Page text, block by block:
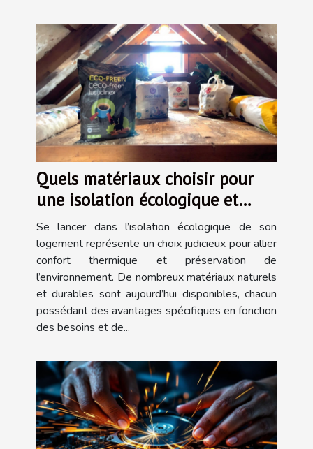
Quels matériaux choisir pour
une isolation écologique et
efficace ?
Se lancer dans l’isolation écologique de son
logement représente un choix judicieux pour allier
confort thermique et préservation de
l’environnement. De nombreux matériaux naturels
et durables sont aujourd’hui disponibles, chacun
possédant des avantages spécifiques en fonction
des besoins et de...